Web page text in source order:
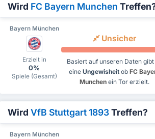
Wird FC Bayern Munchen
Bayern München
Erzielt in
0%
Spiele (Gesamt)
Unsicher
Basiert auf unseren Daten gibt
eine Ungewisheitob FC
Munchenein Tor erzielt.
Wird VfB Stuttgart 1893Treffen?
Bayern München